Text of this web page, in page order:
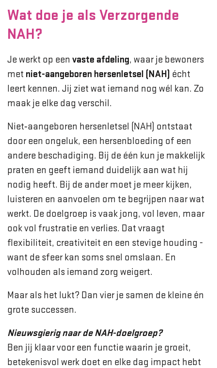
Wat doe je als Verzorgende
NAH?
Je werkt op een vaste afdeling, waar je bewoners
met niet-aangeboren hersenletsel (NAH) écht
leert kennen. Jij ziet wat iemand nog wél kan. Zo
maak je elke dag verschil.
Niet‑aangeboren hersenletsel (NAH) ontstaat
door een ongeluk, een hersenbloeding of een
andere beschadiging. Bij de één kun je makkelijk
praten en geeft iemand duidelijk aan wat hij
nodig heeft. Bij de ander moet je meer kijken,
luisteren en aanvoelen om te begrijpen naar wat
werkt. De doelgroep is vaak jong, vol leven, maar
ook vol frustratie en verlies. Dat vraagt
flexibiliteit, creativiteit en een stevige houding -
want de sfeer kan soms snel omslaan. En
volhouden als iemand zorg weigert.
Maar als het lukt? Dan vier je samen de kleine én
grote successen.
Nieuwsgierig naar de NAH-doelgroep?
Ben jij klaar voor een functie waarin je groeit,
betekenisvol werk doet en elke dag impact hebt